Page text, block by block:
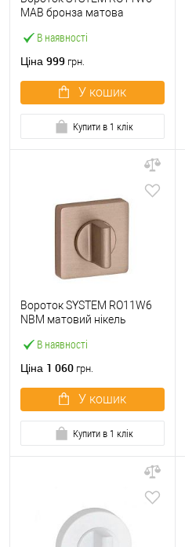
В наявності
MAB бронза матова
Ціна 999 грн.
У кошик
Купити в 1 клік
В наявності
Вороток SYSTEM RO11W6
NBM матовий нікель
Ціна 1 060 грн.
У кошик
Купити в 1 клік